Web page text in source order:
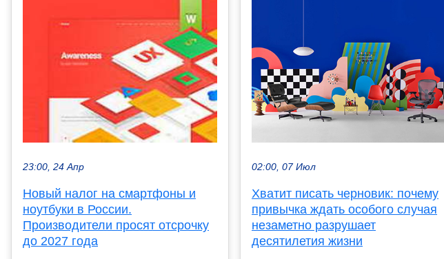
23:00, 24 Апр
Новый налог на смартфоны и
ноутбуки в России.
Производители просят отсрочку
до 2027 года
02:00, 07 Июл
Хватит писать черновик: почему
привычка ждать особого случая
незаметно разрушает
десятилетия жизни